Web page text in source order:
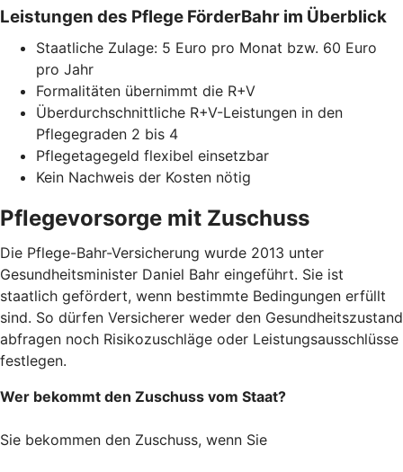
Leistungen des Pflege FörderBahr im Überblick
Staatliche Zulage: 5 Euro pro Monat bzw. 60 Euro
pro Jahr
Formalitäten übernimmt die R+V
Überdurchschnittliche R+V-Leistungen in den
Pflegegraden 2 bis 4
Pflegetagegeld flexibel einsetzbar
Kein Nachweis der Kosten nötig
Pflegevorsorge mit Zuschuss
Die Pflege-Bahr-Versicherung wurde 2013 unter
Gesundheitsminister Daniel Bahr eingeführt. Sie ist
staatlich gefördert, wenn bestimmte Bedingungen erfüllt
sind. So dürfen Versicherer weder den Gesundheitszustand
abfragen noch Risikozuschläge oder Leistungsausschlüsse
festlegen.
Wer bekommt den Zuschuss vom Staat?
Sie bekommen den Zuschuss, wenn Sie